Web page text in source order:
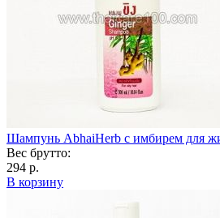
Шампунь AbhaiHerb с имбирем для
Вес брутто:
294 р.
В корзину